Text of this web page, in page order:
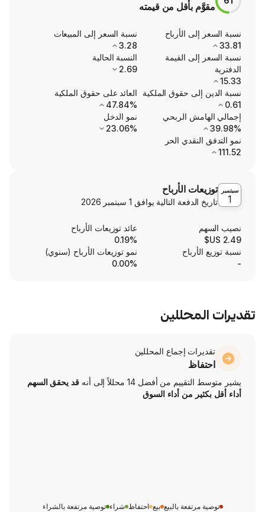
من قيمته
الأرباح
نسبة السعر إلى المبيعات
القيمة
النسبة الحالية
حقوق الملكية
العائد على حقوق الملكية
الربحي
نمو الدخل
23.06%
الحر
الأرباح
التالية يوافق 1 سبتمبر 2026
عائد توزيعات الأرباح
0.19%
نمو توزيعات الأرباح (سنوي)
إجماع المحللين
أفضل 14 محللاً إلى أنه
قد يحقق السهم
من أداء السوق
بيع احتفاظ شراء توصية مرتفعة بالشراء